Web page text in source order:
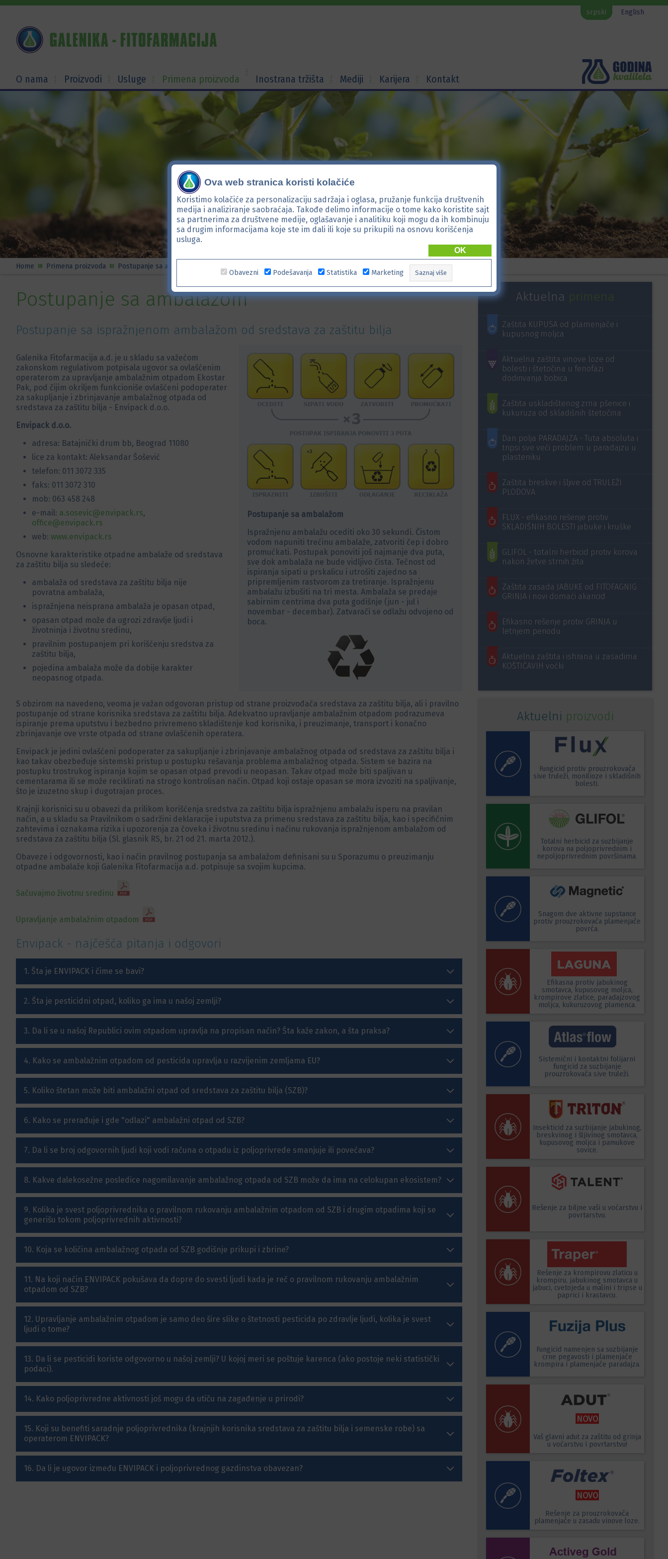
O nama Proizvodi Usluge Primena proizvoda Inostrana tržišta Mediji Karijera Kontakt
srpski English
Home Primena proizvoda Postupanje sa ambalažom
Postupanje sa ambalažom
Postupanje sa ispražnjenom ambalažom od sredstava za zaštitu bilja
Galenika Fitofarmacija a.d. je u skladu sa važećom
zakonskom regulativom potpisala ugovor sa ovlašćenim
operaterom za upravljanje ambalažnim otpadom Ekostar
Pak, pod čijim okriljem funkcioniše ovlašćeni podoperater
za sakupljanje i zbrinjavanje ambalažnog otpada od
sredstava za zaštitu bilja - Envipack d.o.o.
Envipack d.o.o.
adresa: Batajnički drum bb, Beograd 11080
lice za kontakt: Aleksandar Šošević
telefon: 011 3072 335
faks: 011 3072 310
mob: 063 458 248
e-mail: a.sosevic@envipack.rs,
office@envipack.rs
web: www.envipack.rs
Osnovne karakteristike otpadne ambalaže od sredstava
za zaštitu bilja su sledeće:
ambalaža od sredstava za zaštitu bilja nije
povratna ambalaža,
ispražnjena neisprana ambalaža je opasan otpad,
opasan otpad može da ugrozi zdravlje ljudi i
životninja i životnu sredinu,
pravilnim postupanjem pri korišćenju sredstva za
zaštitu bilja,
pojedina ambalaža može da dobije karakter
neopasnog otpada.
Postupanje sa ambalažom
Ispražnjenu ambalažu ocediti oko 30 sekundi. Čistom
vodom napuniti trećinu ambalaže, zatvoriti čep i dobro
promućkati. Postupak ponoviti još najmanje dva puta,
sve dok ambalaža ne bude vidljivo čista. Tečnost od
ispiranja sipati u prskalicu i utrošiti zajedno sa
pripremljenim rastvorom za tretiranje. Ispražnjenu
ambalažu izbušiti na tri mesta. Ambalaža se predaje
sabirnim centrima dva puta godišnje (jun - jul i
novembar - decembar). Zatvarači se odlažu odvojeno od
boca.
S obzirom na navedeno, veoma je važan odgovoran pristup od strane proizvođača sredstava za zaštitu bilja, ali i pravilno
postupanje od strane korisnika sredstava za zaštitu bilja. Adekvatno upravljanje ambalažnim otpadom podrazumeva
ispiranje prema uputstvu i bezbedno privremeno skladištenje kod korisnika, i preuzimanje, transport i konačno
zbrinjavanje ove vrste otpada od strane ovlašćenih operatera.
Envipack je jedini ovlašćeni podoperater za sakupljanje i zbrinjavanje ambalažnog otpada od sredstava za zaštitu bilja i
kao takav obezbeđuje sistemski pristup u postupku rešavanja problema ambalažnog otpada. Sistem se bazira na
postupku trostrukog ispiranja kojim se opasan otpad prevodi u neopasan. Takav otpad može biti spaljivan u
cementarama ili se može reciklirati na strogo kontrolisan način. Otpad koji ostaje opasan se mora izvoziti na spaljivanje,
što je izuzetno skup i dugotrajan proces.
Krajnji korisnici su u obavezi da prilikom korišćenja sredstva za zaštitu bilja ispražnjenu ambalažu isperu na pravilan
način, a u skladu sa Pravilnikom o sadržini deklaracije i uputstva za primenu sredstava za zaštitu bilja, kao i specifičnim
zahtevima i oznakama rizika i upozorenja za čoveka i životnu sredinu i načinu rukovanja ispražnjenom ambalažom od
sredstava za zaštitu bilja (Sl. glasnik RS, br. 21 od 21. marta 2012.).
Obaveze i odgovornosti, kao i način pravilnog postupanja sa ambalažom definisani su u Sporazumu o preuzimanju
otpadne ambalaže koji Galenika Fitofarmacija a.d. potpisuje sa svojim kupcima.
Sačuvajmo životnu sredinu
Upravljanje ambalažnim otpadom
Envipack - najčešća pitanja i odgovori
1. Šta je ENVIPACK i čime se bavi?
2. Šta je pesticidni otpad, koliko ga ima u našoj zemlji?
3. Da li se u našoj Republici ovim otpadom upravlja na propisan način? Šta kaže zakon, a šta praksa?
4. Kako se ambalažnim otpadom od pesticida upravlja u razvijenim zemljama EU?
5. Koliko štetan može biti ambalažni otpad od sredstava za zaštitu bilja (SZB)?
6. Kako se prerađuje i gde "odlazi" ambalažni otpad od SZB?
7. Da li se broj odgovornih ljudi koji vodi računa o otpadu iz poljoprivrede smanjuje ili povećava?
8. Kakve dalekosežne posledice nagomilavanje ambalažnog otpada od SZB može da ima na celokupan ekosistem?
9. Kolika je svest poljoprivrednika o pravilnom rukovanju ambalažnim otpadom od SZB i drugim otpadima koji se
generišu tokom poljoprivrednih aktivnosti?
10. Koja se količina ambalažnog otpada od SZB godišnje prikupi i zbrine?
11. Na koji način ENVIPACK pokušava da dopre do svesti ljudi kada je reč o pravilnom rukovanju ambalažnim
otpadom od SZB?
12. Upravljanje ambalažnim otpadom je samo deo šire slike o štetnosti pesticida po zdravlje ljudi, kolika je svest
ljudi o tome?
13. Da li se pesticidi koriste odgovorno u našoj zemlji? U kojoj meri se poštuje karenca (ako postoje neki statistički
podaci).
14. Kako poljoprivredne aktivnosti još mogu da utiču na zagađenje u prirodi?
15. Koji su benefiti saradnje poljoprivrednika (krajnjih korisnika sredstava za zaštitu bilja i semenske robe) sa
operaterom ENVIPACK?
16. Da li je ugovor između ENVIPACK i poljoprivrednog gazdinstva obavezan?
Aktuelna
Zaštita KUPUSA od plamenjače i
kupusnog moljca
Aktuelna zaštita vinove loze od
bolesti i štetočina u fenofazi
dodirivanja bobica
Zaštita uskladištenog zrna pšenice i
kukuruza od skladišnih štetočina
Dan polja PARADAJZA - Tuta absoluta i
tripsi sve veći problem u paradajzu u
plasteniku
Zaštita breskve i šljive od TRULEŽI
PLODOVA
FLUX - efikasno rešenje protiv
SKLADIŠNIH BOLESTI jabuke i kruške
GLIFOL - totalni herbicid protiv korova
nakon žetve strnih žita
Zaštita zasada JABUKE od FITOFAGNIG
GRINJA i novi domaći akaricid
Efikasno rešenje protiv GRINJA u
letnjem periodu
Aktuelna zaštita i ishrana u zasadima
KOŠTIČAVIH voćki
Aktuelni proizvodi
Fungicid protiv prouzrokovača
sive truleži, monilioze i skladišnih
bolesti.
Totalni herbicid za suzbijanje
korova na poljoprivrednim i
nepoljoprivrednim površinama.
Snagom dve aktivne supstance
protiv prouzrokovača plamenjače
povrća.
Efikasna protiv jabukinog
smotavca, kupusovog moljca,
krompirove zlatice, paradajzovog
moljca, kukuruzovog plamenca.
Sistemični i kontaktni folijarni
fungicid za suzbijanje
prouzrokovača sive truleži.
Insekticid za suzbijanje jabukinog,
breskvinog i šljivinog smotavca,
kupusovog moljca i pamukove
sovice.
Rešenje za biljne vaši u voćarstvu i
povrtarstvu.
Rešenje za krompirovu zlaticu u
krompiru, jabukinog smotavca u
jabuci, cvetojeda u malini i tripse u
paprici i krastavcu.
Fungicid namenjen sa suzbijanje
crne pegavosti i plamenjače
krompira i plamenjače paradajza.
NOVO
Vaš glavni adut za zaštitu od grinja
u voćarstvu i povrtarstvu!
NOVO
Rešenje za prouzrokovača
plamenjače u zasadu vinove loze.
Ova web stranica koristi kolačiće
Koristimo kolačiće za personalizaciju sadržaja i oglasa, pružanje funkcija društvenih
medija i analiziranje saobraćaja. Takođe delimo informacije o tome kako koristite sajt
sa partnerima za društvene medije, oglašavanje i analitiku koji mogu da ih kombinuju
sa drugim informacijama koje ste im dali ili koje su prikupili na osnovu korišćenja
usluga.
OK
Obavezni Podešavanja Statistika Marketing Saznaj više